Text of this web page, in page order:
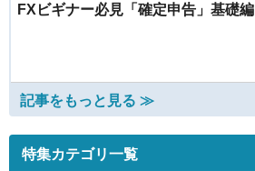
FXビギナー必見「確定申告」基礎編
記事をもっと見る ≫
特集カテゴリ一覧